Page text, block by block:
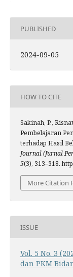
PUBLISHED
2024-09-05
HOW TO CITE
Sakinah, P.,
Pembelajaran
terhadap Hasil
Journal (Jurnal
5(3), 313–318.
More Citation
ISSUE
Vol. 5 No. 3
dan PKM